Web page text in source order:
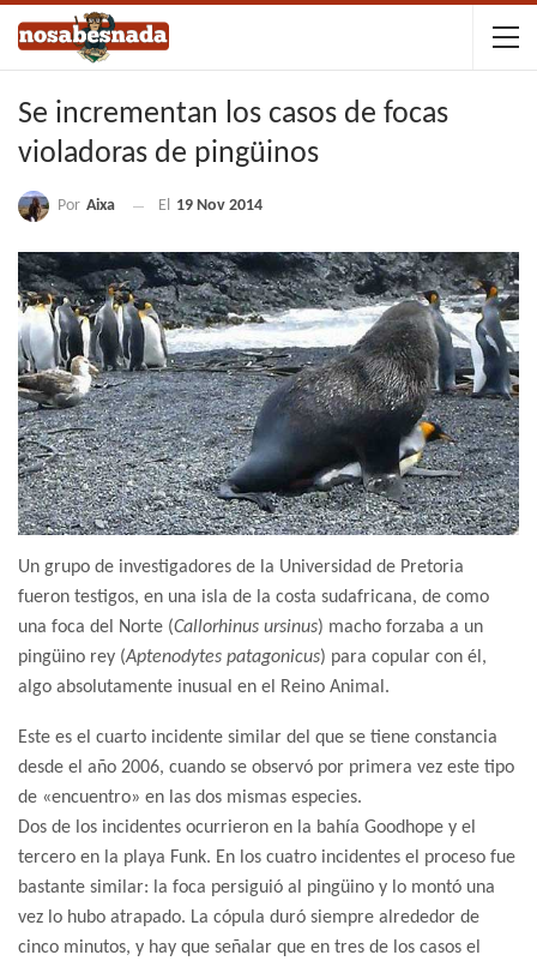
Se incrementan los casos de focas
violadoras de pingüinos
Por Aixa El 19 Nov 2014
Un grupo de investigadores de la Universidad de Pretoria
fueron testigos, en una isla de la costa sudafricana, de como
una foca del Norte (Callorhinus ursinus) macho forzaba a un
pingüino rey (Aptenodytes patagonicus) para copular con él,
algo absolutamente inusual en el Reino Animal.
Este es el cuarto incidente similar del que se tiene constancia
desde el año 2006, cuando se observó por primera vez este tipo
de «encuentro» en las dos mismas especies.
Dos de los incidentes ocurrieron en la bahía Goodhope y el
tercero en la playa Funk. En los cuatro incidentes el proceso fue
bastante similar: la foca persiguió al pingüino y lo montó una
vez lo hubo atrapado. La cópula duró siempre alrededor de
cinco minutos, y hay que señalar que en tres de los casos el